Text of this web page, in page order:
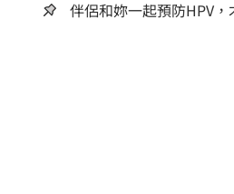
伴侶和妳一起預防HPV